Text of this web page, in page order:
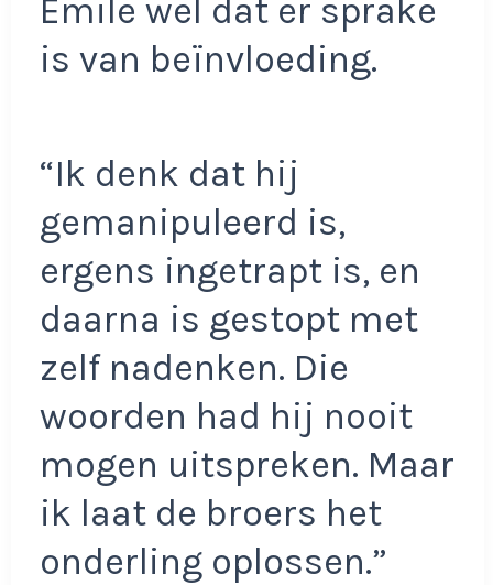
Emile wel dat er sprake
is van beïnvloeding.
“Ik denk dat hij
gemanipuleerd is,
ergens ingetrapt is, en
daarna is gestopt met
zelf nadenken. Die
woorden had hij nooit
mogen uitspreken. Maar
ik laat de broers het
onderling oplossen.”